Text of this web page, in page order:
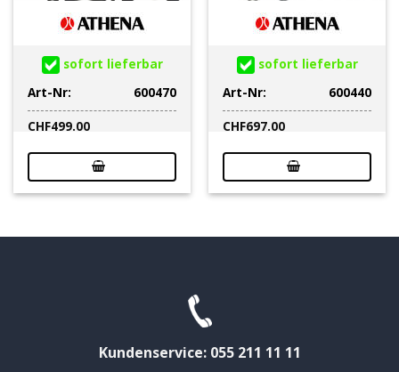
sofort lieferbar
Art-Nr:
600470
CHF499.00
sofort lieferbar
Art-Nr:
600440
CHF697.00
Kundenservice: 055 211 11 11